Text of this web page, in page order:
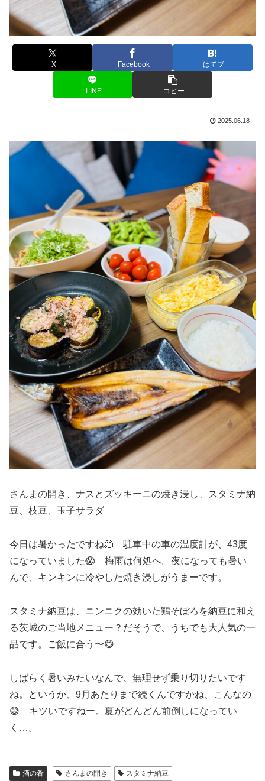
X Facebook はてブ
LINE コピー
2025.06.18
さんまの開き、ナスとズッキーニの焼き浸し、スタミナ納
豆、枝豆、玉子サラダ
今日は暑かったですね🫠 駐車中の車の温度計が、43度
になっていました😱 梅雨は何処へ。夜になっても暑い
んで、キンキンに冷やした焼き浸しがうまーです。
スタミナ納豆は、ニンニクの効いた鶏そぼろを納豆に和え
る茨城のご当地メニュー？だそうで、うちでも大人気の一
品です。ご飯に合う〜😋
しばらく暑いみたいなんで、無理せず乗り切りたいです
ね。というか、9月あたりまで続くんですかね、こんなの
😅 キツいですねー。夏がどんどん前倒しになってい
く…。
酒の肴 さんまの開き スタミナ納豆